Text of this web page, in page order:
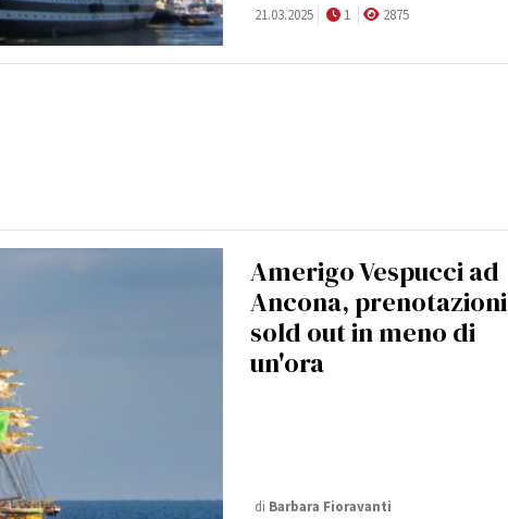
21.03.2025
1 2875
Amerigo Vespucci ad
Ancona, prenotazioni
sold out in meno di
un'ora
di Barbara Fioravanti